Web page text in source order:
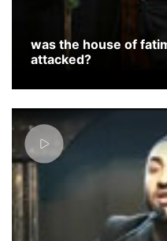
was the house of
attacked?